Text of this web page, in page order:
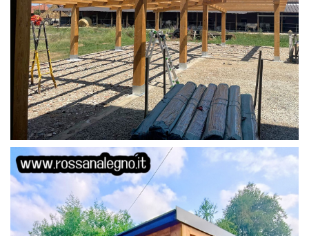
STRUTTURA